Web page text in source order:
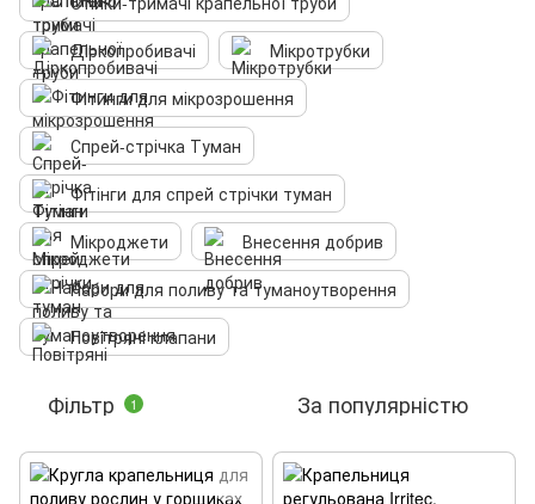
Діркопробивачі
Мікротрубки
Фітинги для мікрозрошення
Спрей-стрічка Туман
Фітінги для спрей стрічки туман
Мікроджети
Внесення добрив
Набори для поливу та туманоутворення
Повітряні клапани
Фільтр 1 За популярністю